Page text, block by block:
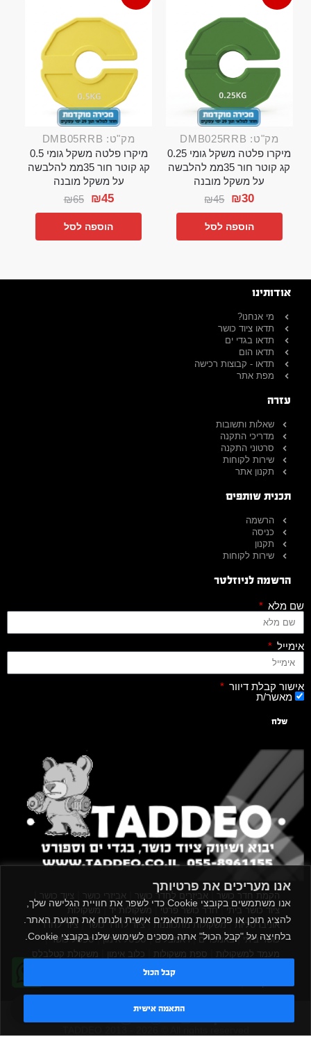
אנו מעריכים את פרטיותך
אנו משתמשים בקובצי Cookie כדי לשפר את חוויית הגלישה שלך,
להציג תוכן או פרסומות מותאמים אישית ולנתח את תנועת האתר.
בלחיצה על "קבל הכול" אתה מסכים לשימוש שלנו בקובצי Cookie.
התאמה אישית
קבל הכול
מק"ט: DMB025RRB
מיקרו פלטה משקל גומי 0.25
קג קוטר חור 35ממ להלבשה
על משקל מובנה
₪45 ₪30
הוספה לסל
מק"ט: DMB05RRB
מיקרו פלטה משקל גומי 0.5
קג קוטר חור 35ממ להלבשה
על משקל מובנה
₪65 ₪45
הוספה לסל
אודותינו
מי אנחנו?
תדאו ציוד כושר
תדאו בגדי ים
תדאו הום
תדאו - קבוצות רכישה
מפת אתר
עזרה
שאלות ותשובות
מדריכי התקנה
סרטוני התקנה
שירות לקוחות
תקנון אתר
תכנית שותפים
הרשמה
כניסה
תקנון
שירות לקוחות
הרשמה לניוזלטר
שם מלא
אימייל
אישור קבלת דיוור
מאשר/ת
שלח
הקמת חדר כושר אביזרים לחדר כושר אביזרי כושר ציוד כושר
ציוד כושר ביתי |חדר כושר פרטי | משקולות יד | משקולות
אוניברסליות |משקולות מתכווננות |ציוד לחדר כושר| ציוד לחדר
כושר ביתי |באמפרים |דאמבלים| ספסל אימון|ספסל כושר|
מעמד למשקולות ספת משקולות כלוב אימון משקולת קטלבלס
כלוב משקולות|ציוד ספורט